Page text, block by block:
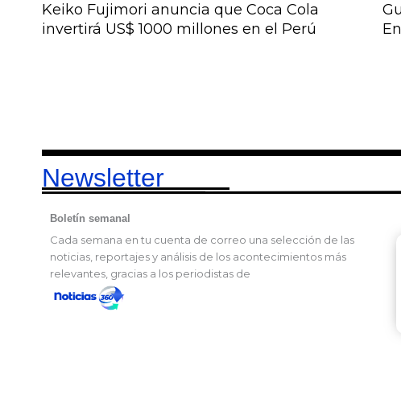
Keiko Fujimori anuncia que Coca Cola
invertirá US$ 1000 millones en el Perú
Newsletter
Boletín semanal
Cada semana en tu cuenta de correo una selección de las
noticias, reportajes y análisis de los acontecimientos más
relevantes, gracias a los periodistas de